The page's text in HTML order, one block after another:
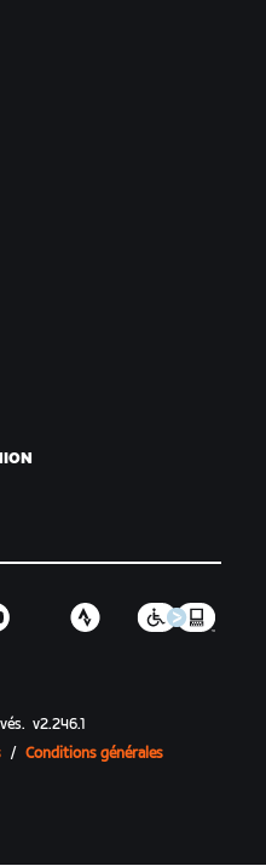
v2.246.1
/ Conditions générales